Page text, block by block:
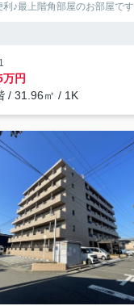
♪最上階角部屋のお部屋です
万円
/ 31.96㎡ / 1K